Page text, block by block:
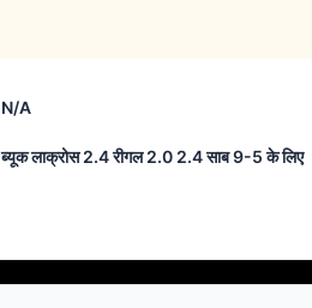
N/A
ब्यूक लाक्रोस 2.4 रीगल 2.0 2.4 साब 9-5 के लिए